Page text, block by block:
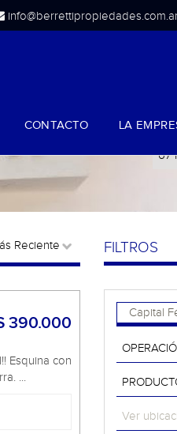
CONTACTO LA
FILTROS
Capital
Ver
390.000
Esquina con
...